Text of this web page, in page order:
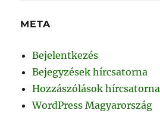
META
Bejelentkezés
Bejegyzések hírcsatorna
Hozzászólások hírcsatorna
WordPress Magyarország